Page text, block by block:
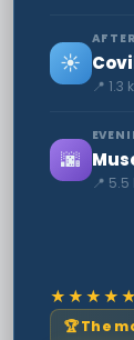
☀️
📍 1.3
🌆
📍
★★★★★
🏆 The